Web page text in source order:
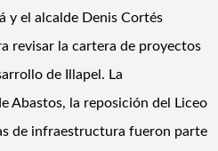
y el alcalde Denis Cortés
revisar la cartera de proyectos
de Illapel. La
Abastos, la reposición del Liceo
de infraestructura fueron parte